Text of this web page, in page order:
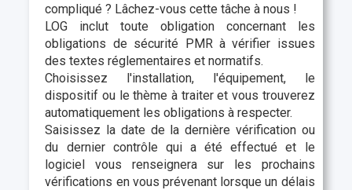
compliqué ? Lâchez-vous cette tâche à nous !
LOG inclut toute obligation concernant les
obligations de sécurité PMR à vérifier issues
des textes réglementaires et normatifs.
Choisissez l'installation, l'équipement, le
dispositif ou le thème à traiter et vous trouverez
automatiquement les obligations à respecter.
Saisissez la date de la dernière vérification ou
du dernier contrôle qui a été effectué et le
logiciel vous renseignera sur les prochains
vérifications en vous prévenant lorsque un délais